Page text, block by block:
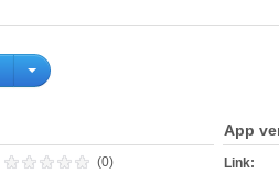
(0)
App
Link: